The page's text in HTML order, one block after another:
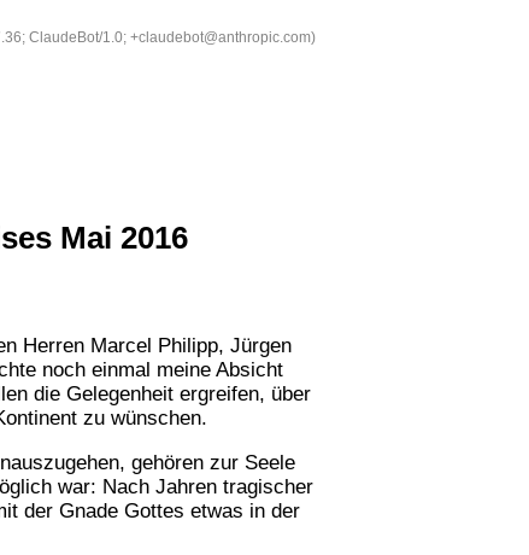
ClaudeBot/1.0; +claudebot@anthropic.com)
Mai 2016
Herren Marcel Philipp, Jürgen
noch einmal meine Absicht
die Gelegenheit ergreifen, über
zu wünschen.
gehören zur Seele
war: Nach Jahren tragischer
der Gnade Gottes etwas in der